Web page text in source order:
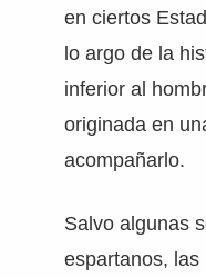
en ciertos
lo argo de la
inferior al
originada en
acompañarlo.
Salvo algunas
espartanos,